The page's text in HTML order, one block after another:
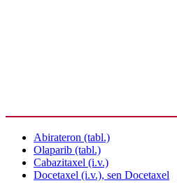
Abirateron (tabl.)
Olaparib (tabl.)
Cabazitaxel (i.v.)
Docetaxel (i.v.), sen Docetaxel